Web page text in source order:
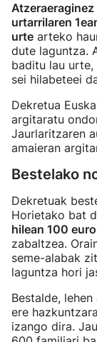
urtarrilaren
urte arteko
dute laguntza.
baditu lau
sei hilabeteei
Dekretua
argitaratu
Jaurlaritzaren
amaieran
Bestelako
Dekretuak
Horietako bat
hilean 100
zabaltzea.
seme-alabak
laguntza hori
Bestalde,
ere
izango dira.